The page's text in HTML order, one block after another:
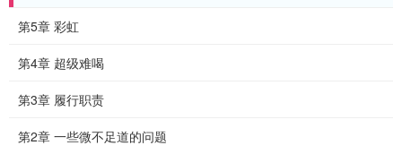
第5章 彩虹
第4章 超级难喝
第3章 履行职责
第2章 一些微不足道的问题